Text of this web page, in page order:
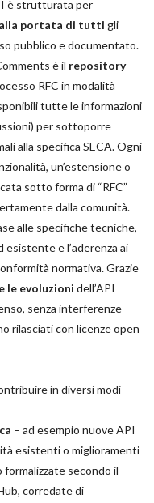
è strutturata per
alla portata di tutti gli
pubblico e documentato.
è il repository
RFC in modalità
tutte le informazioni
per sottoporre
alla specifica SECA. Ogni
un’estensione o
sotto forma di “RFC”
dalla comunità.
alle specifiche tecniche,
esistente e l’aderenza ai
normativa. Grazie
le evoluzioni dell’API
senza interferenze
rilasciati con licenze open
in diversi modi
– ad esempio nuove API
esistenti o miglioramenti
secondo il
corredate di